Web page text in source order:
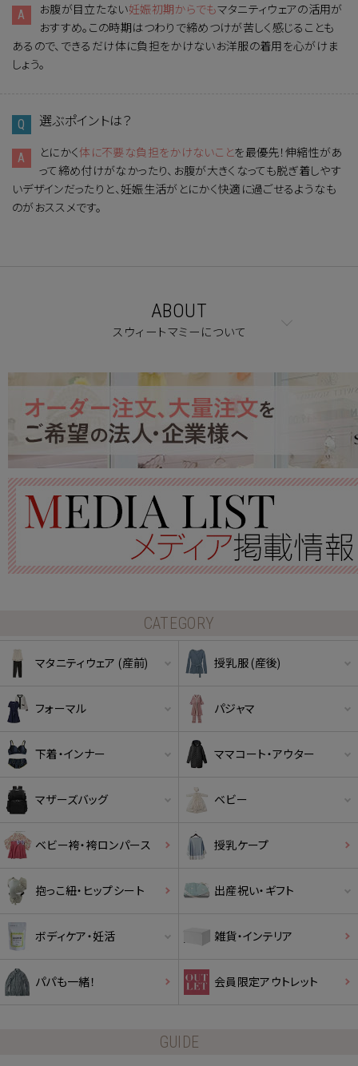
お腹が目立たない妊娠初期からでもマタニティウェアの活用が
おすすめ。この時期はつわりで締めつけが苦しく感じることも
あるので、できるだけ体に負担をかけないお洋服の着用を心がけま
しょう。
選ぶポイントは？
とにかく体に不要な負担をかけないことを最優先！伸縮性があ
って締め付けがなかったり、お腹が大きくなっても脱ぎ着しやす
いデザインだったりと、妊娠生活がとにかく快適に過ごせるようなも
のがおススメです。
ABOUT
スウィートマミーについて
CATEGORY
マタニティウェア (産前) 授乳服 (産後)
フォーマル パジャマ
下着・インナー ママコート・アウター
マザーズバッグ ベビー
ベビー袴・袴ロンパース 授乳ケープ
抱っこ紐・ヒップシート 出産祝い・ギフト
ボディケア・妊活 雑貨・インテリア
パパも一緒！ 会員限定アウトレット
GUIDE